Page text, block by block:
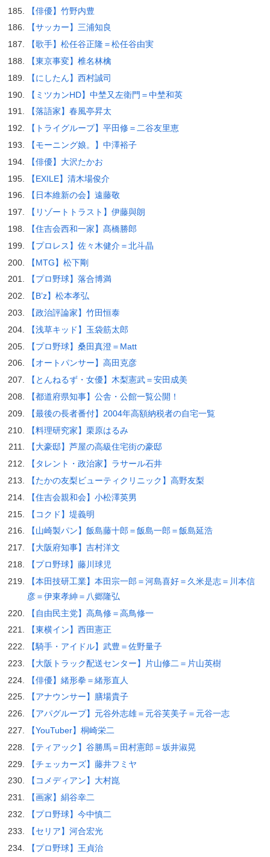
【俳優】竹野内豊
【サッカー】三浦知良
【歌手】松任谷正隆＝松任谷由実
【東京事変】椎名林檎
【にしたん】西村誠司
【ミツカンHD】中埜又左衛門＝中埜和英
【落語家】春風亭昇太
【トライグループ】平田修＝二谷友里恵
【モーニング娘。】中澤裕子
【俳優】大沢たかお
【EXILE】清木場俊介
【日本維新の会】遠藤敬
【リゾートトラスト】伊藤與朗
【住吉会西和一家】髙橋勝郎
【プロレス】佐々木健介＝北斗晶
【MTG】松下剛
【プロ野球】落合博満
【B’z】松本孝弘
【政治評論家】竹田恒泰
【浅草キッド】玉袋筋太郎
【プロ野球】桑田真澄＝Matt
【オートパンサー】高田克彦
【とんねるず・女優】木梨憲武＝安田成美
【都道府県知事】公舎・公館一覧公開！
【最後の長者番付】2004年高額納税者の自宅一覧
【料理研究家】栗原はるみ
【大豪邸】芦屋の高級住宅街の豪邸
【タレント・政治家】ラサール石井
【たかの友梨ビューティクリニック】高野友梨
【住吉会親和会】小松澤英男
【コクド】堤義明
【山崎製パン】飯島藤十郎＝飯島一郎＝飯島延浩
【大阪府知事】吉村洋文
【プロ野球】藤川球児
【本田技研工業】本田宗一郎＝河島喜好＝久米是志＝川本信
彦＝伊東孝紳＝八郷隆弘
【自由民主党】高鳥修＝高鳥修一
【東横イン】西田憲正
【騎手・アイドル】武豊＝佐野量子
【大阪トラック配送センター】片山修二＝片山英樹
【俳優】緒形拳＝緒形直人
【アナウンサー】膳場貴子
【アパグループ】元谷外志雄＝元谷芙美子＝元谷一志
【YouTuber】桐崎栄二
【ティアック】谷勝馬＝田村憲郎＝坂井淑晃
【チェッカーズ】藤井フミヤ
【コメディアン】大村崑
【画家】絹谷幸二
【プロ野球】今中慎二
【セリア】河合宏光
【プロ野球】王貞治